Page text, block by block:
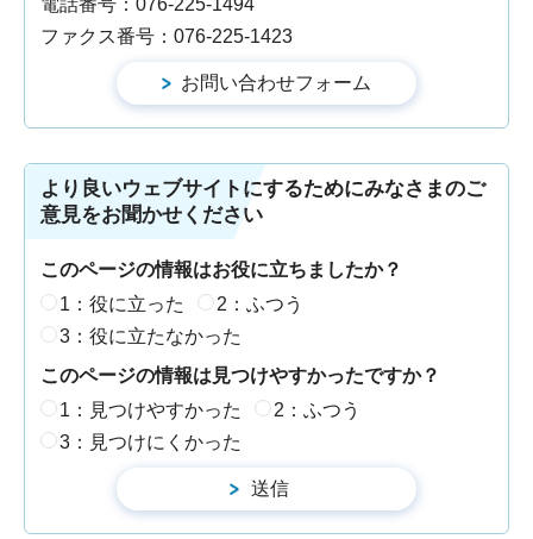
電話番号：076-225-1494
ファクス番号：076-225-1423
より良いウェブサイトにするためにみなさまのご
意見をお聞かせください
このページの情報はお役に立ちましたか？
1：役に立った
2：ふつう
3：役に立たなかった
このページの情報は見つけやすかったですか？
1：見つけやすかった
2：ふつう
3：見つけにくかった